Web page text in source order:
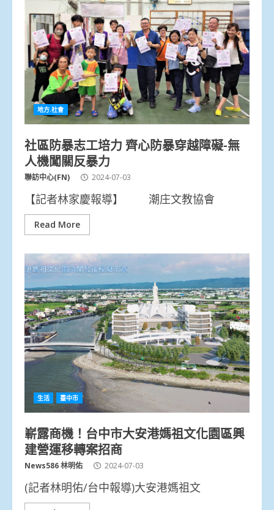
地方.社會
社區防暴志工培力 齊心防暴穿越障礙-無
人機闖關反暴力
聯訪中心(FN) 2024-07-03
【記者林家慶報導】 潮庄文教協會
Read More
生活 臺中市
嶄露商機！台中市大安港媽祖文化園區興
建營運移轉案招商
News586 林明佑 2024-07-03
(記者林明佑/台中報導)大安港媽祖文